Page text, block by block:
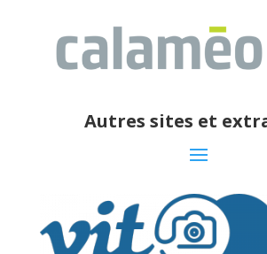
Autres sites et